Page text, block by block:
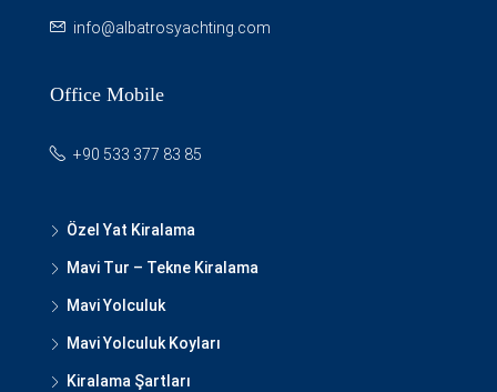
info@albatrosyachting.com
Office Mobile
+90 533 377 83 85
Özel Yat Kiralama
Mavi Tur – Tekne Kiralama
Mavi Yolculuk
Mavi Yolculuk Koyları
Kiralama Şartları